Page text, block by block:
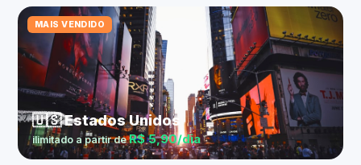
MAIS VENDIDO
🇺🇸 Estados Unidos
ilimitado a partir deR$ 5,90/dia